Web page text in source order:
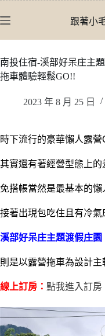
至
內
容
跟著小
南投住宿-溪部好呆庄主
拖車體驗輕鬆GO!!
2023 年 8 月 25 日
時下流行的豪華懶人露營
其實還有著經營型態上的
免搭帳當然是最基本的懶
接著出現包吃住且有冷
溪部好呆庄主題渡假庄園
則是以露營拖車為設計主
線上訂房： 點我進入訂房